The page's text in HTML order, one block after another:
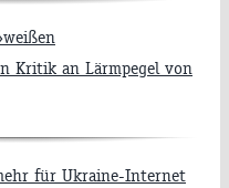
Kritik an Lärmpegel von
für Ukraine-Internet